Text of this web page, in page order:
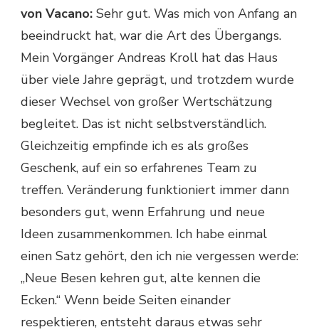
von Vacano: Sehr gut. Was mich von Anfang an
beeindruckt hat, war die Art des Übergangs.
Mein Vorgänger Andreas Kroll hat das Haus
über viele Jahre geprägt, und trotzdem wurde
dieser Wechsel von großer Wertschätzung
begleitet. Das ist nicht selbstverständlich.
Gleichzeitig empfinde ich es als großes
Geschenk, auf ein so erfahrenes Team zu
treffen. Veränderung funktioniert immer dann
besonders gut, wenn Erfahrung und neue
Ideen zusammenkommen. Ich habe einmal
einen Satz gehört, den ich nie vergessen werde:
„Neue Besen kehren gut, alte kennen die
Ecken.“ Wenn beide Seiten einander
respektieren, entsteht daraus etwas sehr